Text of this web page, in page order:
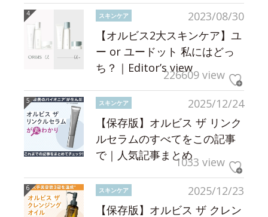
2023/08/30
スキンケア
【オルビス2大スキンケア】ユ
ー or ユードット 私にはどっ
ち？｜Editor’s view226609 view
2025/12/24
スキンケア
【保存版】オルビス ザ リンク
ルセラムのすべてをこの記事
で｜人気記事まとめ1033 view
2025/12/23
スキンケア
【保存版】オルビス ザ クレン